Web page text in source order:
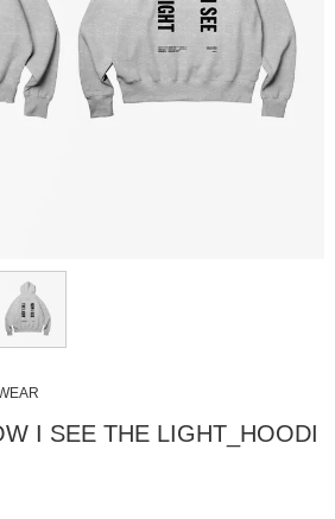
I SEE THE LIGHT_HOODI